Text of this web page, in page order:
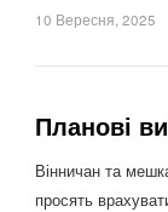
10 Вересня, 2025
Планові
Вінничан та
просять